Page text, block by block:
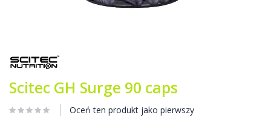
początek
Scitec GH Surge 90 caps
Oceń ten produkt jako pierwszy